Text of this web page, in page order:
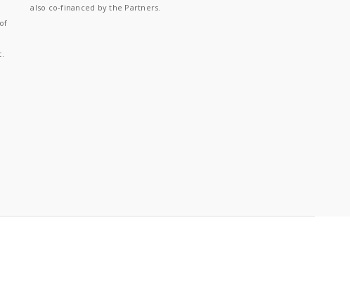
also co-financed by the Partners.